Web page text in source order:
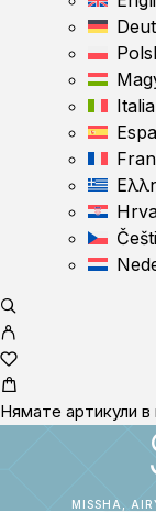
Нямате артикули в
MISSHA,